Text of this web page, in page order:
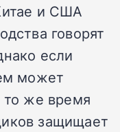
и США
говорят
если
может
то же время
защищает